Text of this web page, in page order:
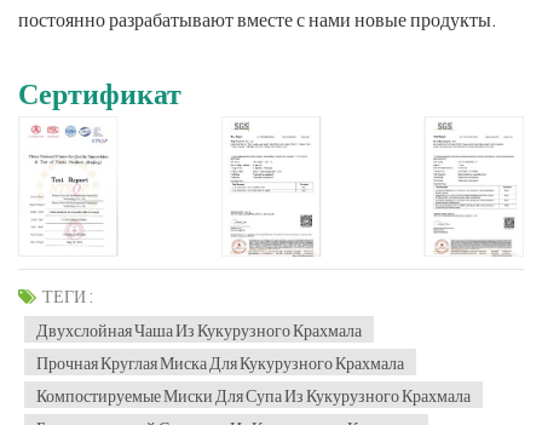
постоянно разрабатывают вместе с нами новые продукты.
Сертификат
ТЕГИ :
Двухслойная Чаша Из Кукурузного Крахмала
Прочная Круглая Миска Для Кукурузного Крахмала
Компостируемые Миски Для Супа Из Кукурузного Крахмала